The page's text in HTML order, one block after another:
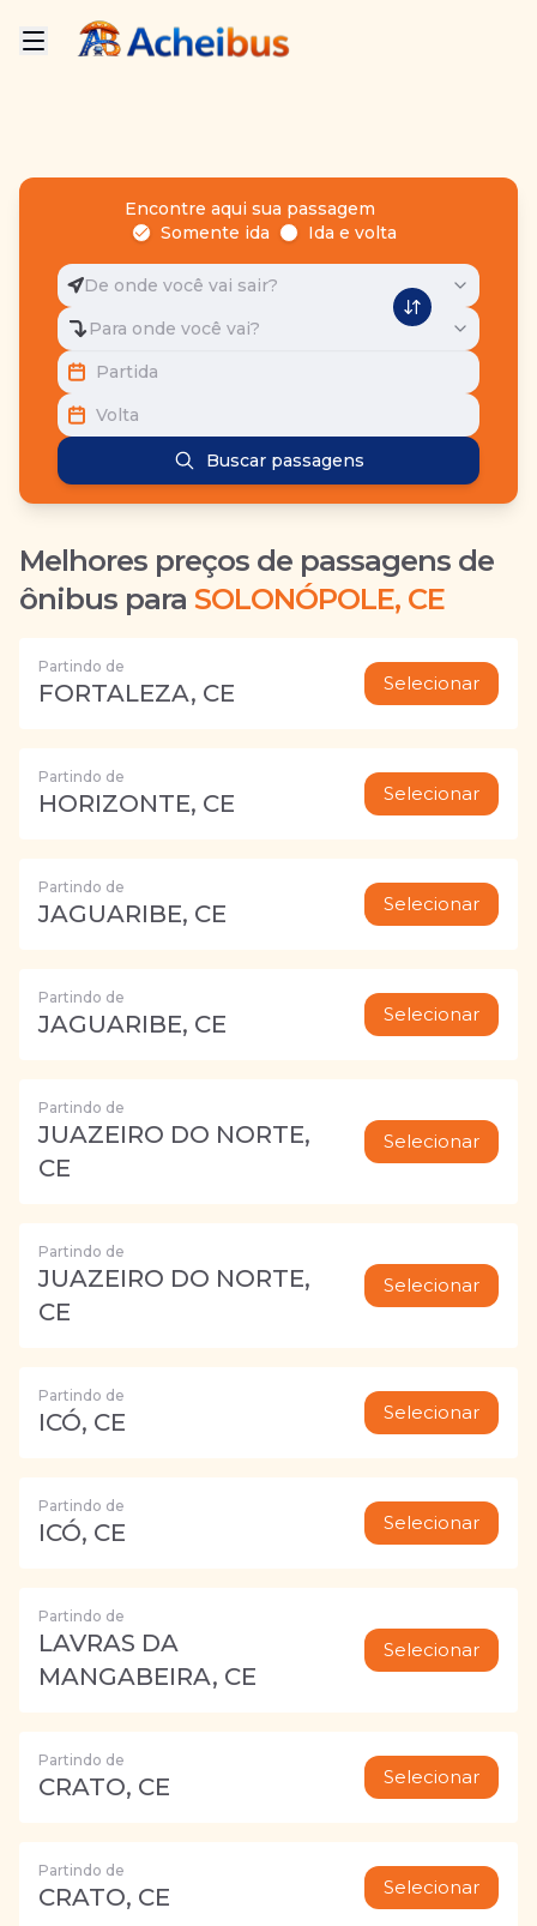
Encontre aqui sua passagem
Somente ida
Ida e volta
De onde você vai sair?
Para onde você vai?
Partida
Volta
Buscar passagens
Melhores preços de passagens de
ônibus para SOLONÓPOLE, CE
Partindo de
FORTALEZA, CE Selecionar
Partindo de
HORIZONTE, CE Selecionar
Partindo de
JAGUARIBE, CE Selecionar
Partindo de
JAGUARIBE, CE Selecionar
Partindo de
JUAZEIRO DO NORTE,
CE
Selecionar
Partindo de
JUAZEIRO DO NORTE,
CE
Selecionar
Partindo de
ICÓ, CE Selecionar
Partindo de
ICÓ, CE Selecionar
Partindo de
LAVRAS DA
MANGABEIRA, CE
Selecionar
Partindo de
CRATO, CE Selecionar
Partindo de
CRATO, CE Selecionar